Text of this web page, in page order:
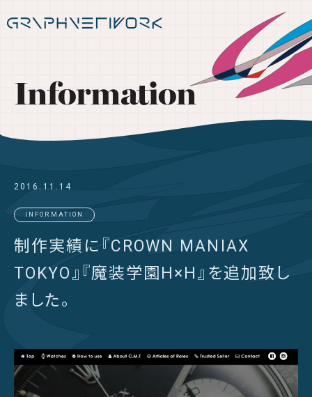
Information
2016.11.14
INFORMATION
制作実績に『CROWN MANIAX
TOKYO』『魔装学園H×H』を追加致し
ました。